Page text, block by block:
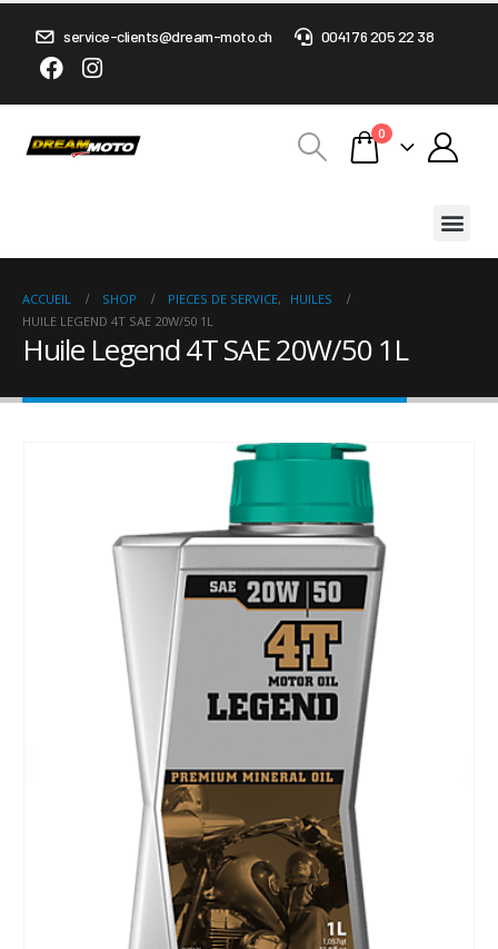
service-clients@dream-moto.ch 0041 76 205 22 38
0
ACCUEIL SHOP PIECES DE SERVICE,
HUILES
HUILE LEGEND 4T SAE 20W/50 1L
Huile Legend 4T SAE 20W/50 1L